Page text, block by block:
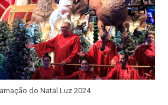
do Natal Luz 2024